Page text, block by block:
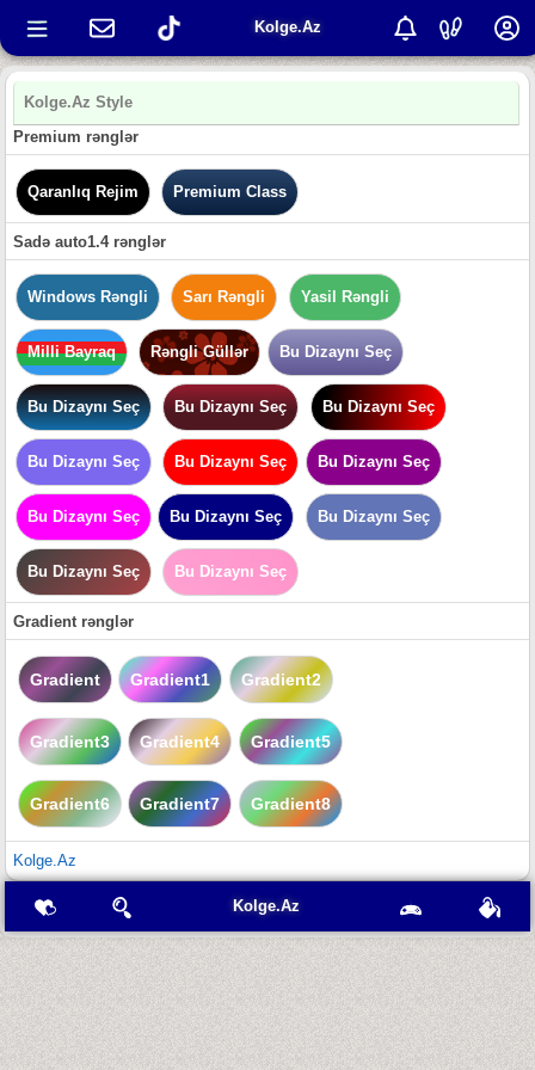
Kolge.Az
Kolge.Az Style
Premium rənglər
Qaranlıq Rejim Premium Class
Sadə auto1.4 rənglər
Windows Rəngli Sarı Rəngli Yasil Rəngli
Milli Bayraq Rəngli Güllər Bu Dizaynı Seç
Bu Dizaynı Seç Bu Dizaynı Seç Bu Dizaynı Seç
Bu Dizaynı Seç Bu Dizaynı Seç Bu Dizaynı Seç
Bu Dizaynı Seç Bu Dizaynı Seç Bu Dizaynı Seç
Bu Dizaynı Seç Bu Dizaynı Seç
Gradient rənglər
Gradient Gradient1 Gradient2
Gradient3 Gradient4 Gradient5
Gradient6 Gradient7 Gradient8
Kolge.Az
Kolge.Az